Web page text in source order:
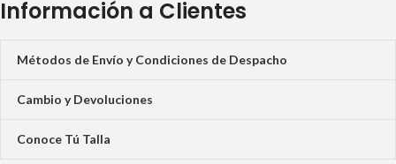
Información a Clientes
Métodos de Envío y Condiciones de Despacho
Cambio y Devoluciones
Conoce Tú Talla